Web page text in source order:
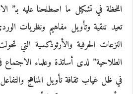
اللحظة في تشكيل ما اصطلحنا عليه بـ”
تعيد تنقية وتأويل مفاهيم ونظريات
النزعات الحرفية والأرثوذكسية التي
الطلاحية” لدى أساتذة وعلماء
في ظل غياب ثقافة تأويل المناهج